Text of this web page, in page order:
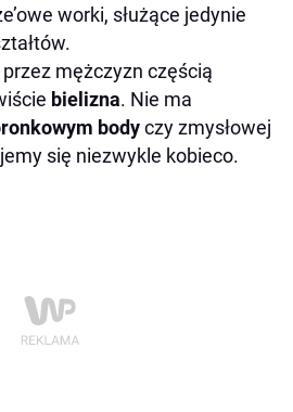
worki, służące jedynie
mężczyzn częścią
bielizna. Nie ma
bodyczy zmysłowej
się niezwykle kobieco.